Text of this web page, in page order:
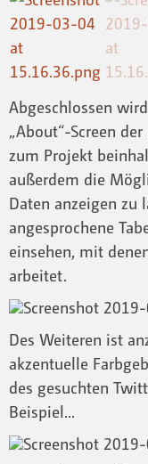
Abgeschlossen
„About“-Screen
zum Projekt
außerdem die
Daten anzeigen zu
angesprochene
einsehen, mit
arbeitet.
Des Weiteren ist
akzentuelle
des gesuchten
Beispiel...